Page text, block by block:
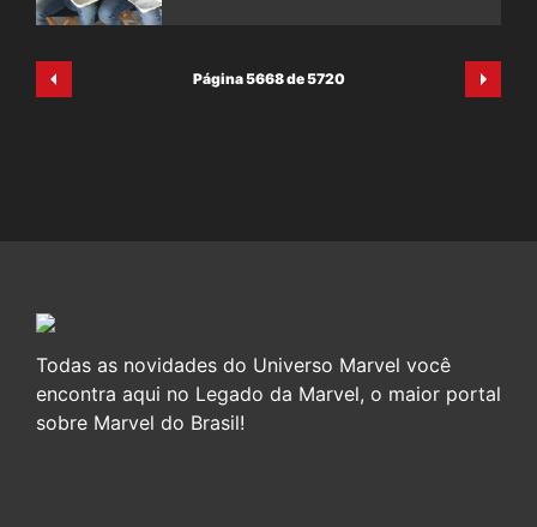
Página 5668 de 5720
Todas as novidades do Universo Marvel você
encontra aqui no Legado da Marvel, o maior portal
sobre Marvel do Brasil!